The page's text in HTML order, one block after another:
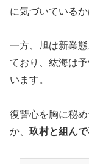
に気づいているか
一方、旭は新業
ており、紘海は
います。
復讐心を胸に秘
か、 玖村と組ん